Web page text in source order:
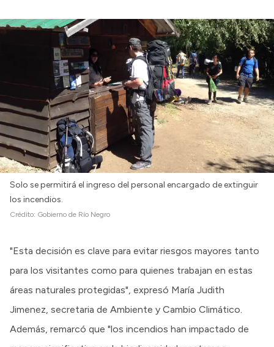
Solo se permitirá el ingreso del personal encargado de extinguir
los incendios.
Crédito: Gobierno de Río Negro
"Esta decisión es clave para evitar riesgos mayores tanto
para los visitantes como para quienes trabajan en estas
áreas naturales protegidas", expresó María Judith
Jimenez, secretaria de Ambiente y Cambio Climático.
Además, remarcó que "los incendios han impactado de